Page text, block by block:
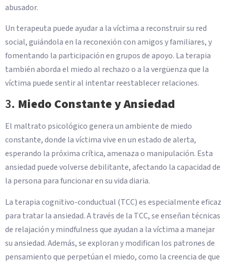
abusador.
Un terapeuta puede ayudar a la víctima a reconstruir su red
social, guiándola en la reconexión con amigos y familiares, y
fomentando la participación en grupos de apoyo. La terapia
también aborda el miedo al rechazo o a la vergüenza que la
víctima puede sentir al intentar reestablecer relaciones.
3. Miedo Constante y Ansiedad
El maltrato psicológico genera un ambiente de miedo
constante, donde la víctima vive en un estado de alerta,
esperando la próxima crítica, amenaza o manipulación. Esta
ansiedad puede volverse debilitante, afectando la capacidad de
la persona para funcionar en su vida diaria.
La terapia cognitivo-conductual (TCC) es especialmente eficaz
para tratar la ansiedad. A través de la TCC, se enseñan técnicas
de relajación y mindfulness que ayudan a la víctima a manejar
su ansiedad. Además, se exploran y modifican los patrones de
pensamiento que perpetúan el miedo, como la creencia de que